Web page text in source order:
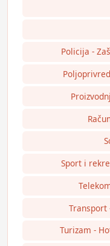
Policija -
Sport i
Transport
Turizam -